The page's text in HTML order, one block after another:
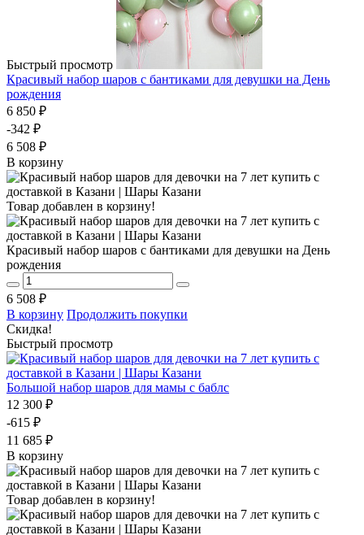
Быстрый просмотр
Красивый набор шаров с бантиками для девушки на День
рождения
6 850 ₽
-342 ₽
6 508 ₽
В корзину
Товар добавлен в корзину!
Красивый набор шаров с бантиками для девушки на День
рождения
6 508 ₽
В корзину Продолжить покупки
Скидка!
Быстрый просмотр
Большой набор шаров для мамы с баблс
12 300 ₽
-615 ₽
11 685 ₽
В корзину
Товар добавлен в корзину!